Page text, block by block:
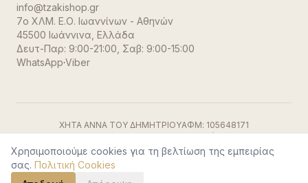
info@tzakishop.gr
7ο ΧΛΜ. Ε.Ο. Ιωαννίνων - Αθηνών
45500 Ιωάννινα Ελλάδα
Δευτ-Παρ: 9:00-21:00, Σαβ: 9:00-15:00
WhatsApp·Viber
ΧΗΤΑ ΑΝΝΑ ΤΟΥ ΔΗΜΗΤΡΙΟΥΑΦΜ: 105648171
ΓΕΜΗ:191500729000ΔΟΥ:Ιωαννίνων
Visa· Mastercard·Stripe
©2026TzakiShop. Όλα τα δικαιώματα διατηρούνται.
Χρησιμοποιούμε cookies για τη βελτίωση της εμπειρίας
σας. Πολιτική Cookies